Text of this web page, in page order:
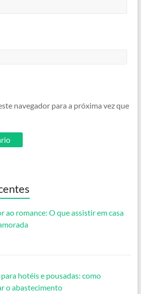
navegador para a próxima vez que
ao romance: O que assistir em casa
hotéis e pousadas: como
o abastecimento